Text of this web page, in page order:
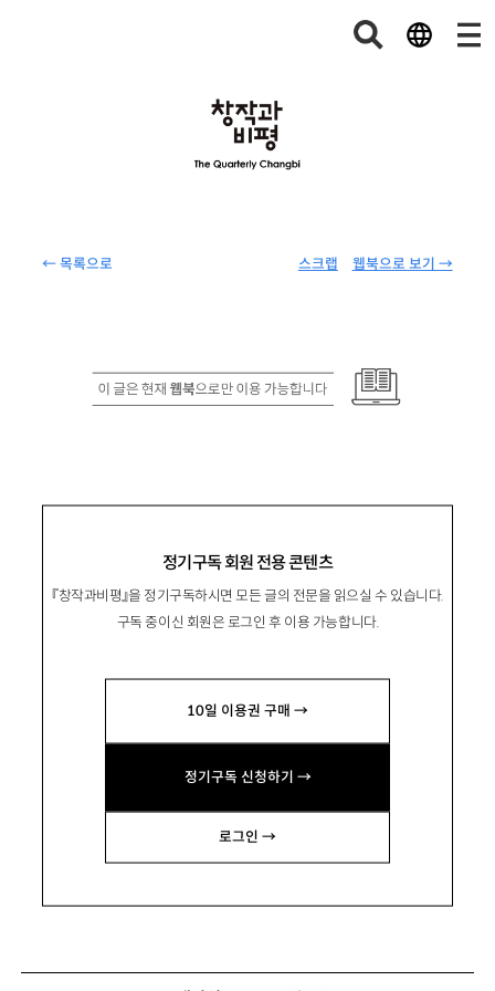
← 목록으로 웹북으로 보기 →
스크랩
정기구독 회원 전용 콘텐츠
『창작과비평』을 정기구독하시면 모든 글의 전문을 읽으실 수 있습니다.
구독 중이신 회원은 로그인 후 이용 가능합니다.
10일 이용권 구매 →
정기구독 신청하기 →
로그인 →